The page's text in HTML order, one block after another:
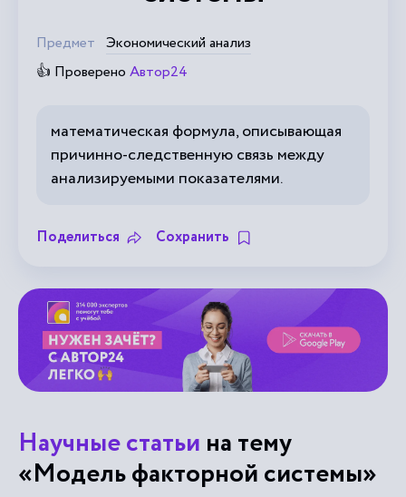
Предмет Экономический анализ
👍 Проверено Автор24
математическая формула, описывающая
причинно-следственную связь между
анализируемыми показателями.
Поделиться Сохранить
Научные статьи на тему
«Модель факторной системы»